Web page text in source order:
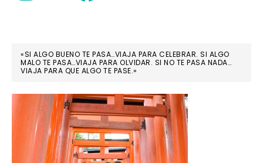
«SI ALGO BUENO TE PASA…VIAJA PARA CELEBRAR. SI ALGO
MALO TE PASA…VIAJA PARA OLVIDAR. SI NO TE PASA NADA…
VIAJA PARA QUE ALGO TE PASE.»